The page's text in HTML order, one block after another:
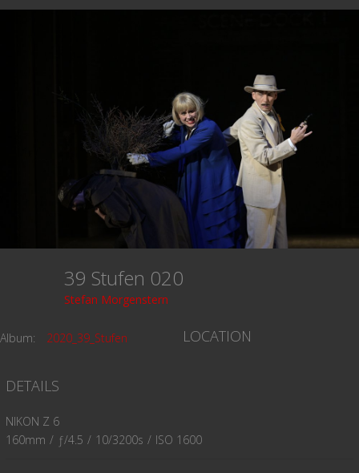
Biografie
39 Stufen 020
Stefan Morgenstern
Album: 2020_39_Stufen LOCATION
DETAILS
NIKON Z 6
160mm / ƒ/4.5 / 10/3200s / ISO 1600